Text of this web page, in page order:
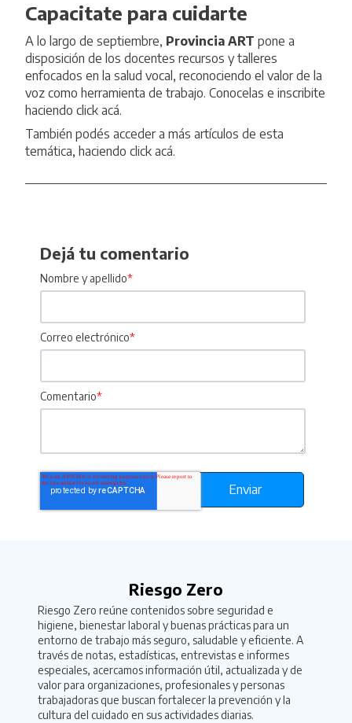
Capacitate para cuidarte
A lo largo de septiembre, Provincia ART pone a
disposición de los docentes recursos y talleres
enfocados en la salud vocal, reconociendo el valor de la
voz como herramienta de trabajo. Conocelas e inscribite
haciendo click acá.
También podés acceder a más artículos de esta
temática, haciendo click acá.
Dejá tu comentario
Nombre y apellido*
Correo electrónico*
Comentario*
Riesgo Zero
Riesgo Zero reúne contenidos sobre seguridad e
higiene, bienestar laboral y buenas prácticas para un
entorno de trabajo más seguro, saludable y eficiente. A
través de notas, estadísticas, entrevistas e informes
especiales, acercamos información útil, actualizada y de
valor para organizaciones, profesionales y personas
trabajadoras que buscan fortalecer la prevención y la
cultura del cuidado en sus actividades diarias.